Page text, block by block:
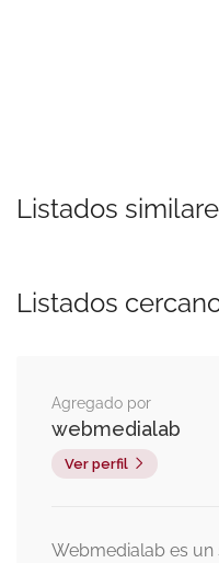
Listados
Listados
Agregado por
webmedialab
Ver perfil
Webmedialab es